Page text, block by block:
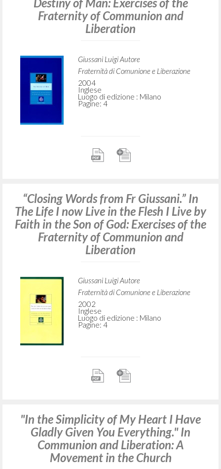
Destiny of Man: Exercises of the
Fraternity of Communion and
Liberation
Giussani Luigi Autore
Fraternità di Comunione e Liberazione
2004
Inglese
Luogo di edizione : Milano
Pagine: 4
“Closing Words from Fr Giussani.” In
The Life I now Live in the Flesh I Live by
Faith in the Son of God: Exercises of the
Fraternity of Communion and
Liberation
Giussani Luigi Autore
Fraternità di Comunione e Liberazione
2002
Inglese
Luogo di edizione : Milano
Pagine: 4
"In the Simplicity of My Heart I Have
Gladly Given You Everything." In
Communion and Liberation: A
Movement in the Church